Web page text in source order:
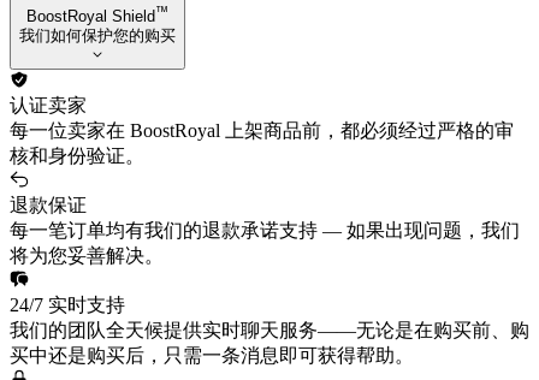
BoostRoyal Shield™
我们如何保护您的购买
认证卖家
每一位卖家在 BoostRoyal 上架商品前，都必须经过严格的审
核和身份验证。
退款保证
每一笔订单均有我们的退款承诺支持 — 如果出现问题，我们
将为您妥善解决。
24/7 实时支持
我们的团队全天候提供实时聊天服务——无论是在购买前、购
买中还是购买后，只需一条消息即可获得帮助。